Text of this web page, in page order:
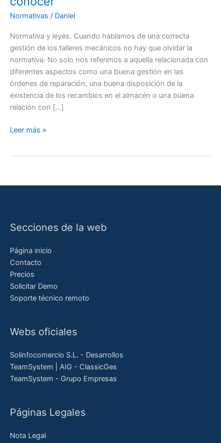
Normativas / Daniel
Normativa y leyes. Cuando hablamos de una correcta
gestión de los talleres mecánicos no hay que olvidar la
normativa. No solo nos referimos a aquella relacionada con
diferentes aspectos como una buena gestión en las
órdenes de reparación, una buena disposición de la
existencia de los recambios en el almacén o una buena
relación con […]
La
Leer más »
Secciones de la web
Página inicio
Contacto
Precios
Solicitar Demo
Soporte técnico remoto
Webs oficiales
Solinfocomercio S.L. - Desarrollos
TeamSystem | AIG - ClassicGes
TeamSystem - Grupo Empresas
Páginas Legales
Nota Legal